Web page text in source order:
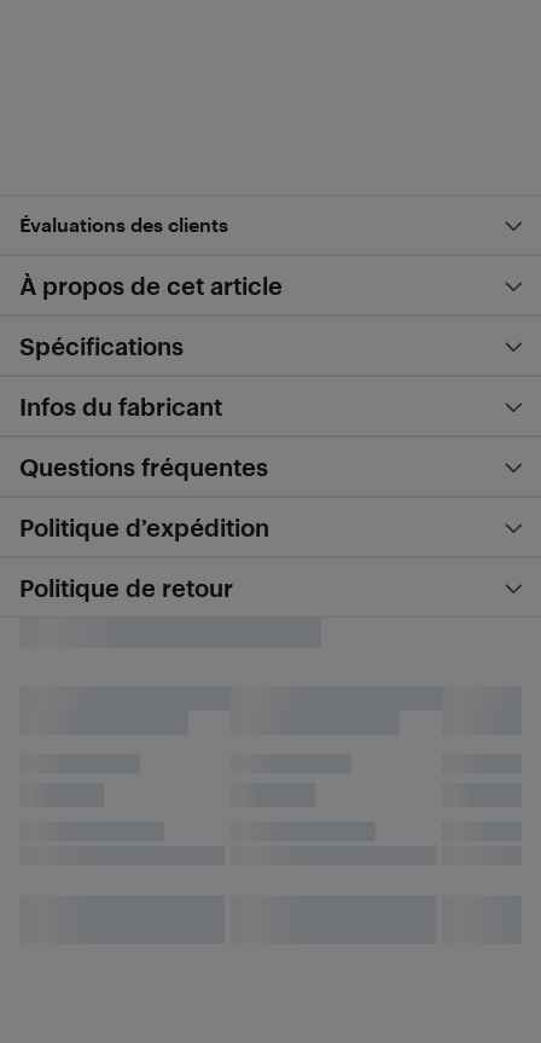
Évaluations des clients
À propos de cet article
Spécifications
Infos du fabricant
Questions fréquentes
Politique d’expédition
Politique de retour